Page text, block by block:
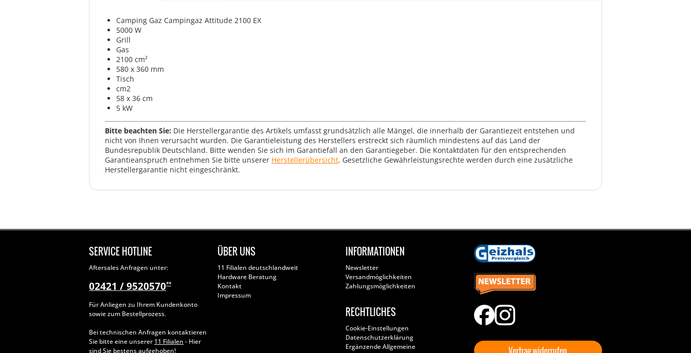
Camping Gaz Campingaz Attitude 2100 EX
5000 W
Grill
Gas
2100 cm²
580 x 360 mm
Tisch
cm2
58 x 36 cm
5 kW
Bitte beachten Sie: Die Herstellergarantie des Artikels umfasst grundsätzlich alle Mängel, die innerhalb der Garantiezeit entstehen und
nicht von Ihnen verursacht wurden. Die Garantieleistung des Herstellers erstreckt sich räumlich mindestens auf das Land der
Bundesrepublik Deutschland. Bitte wenden Sie sich im Garantiefall an den Garantiegeber. Die Kontaktdaten für den entsprechenden
Garantieanspruch entnehmen Sie bitte unserer Herstellerübersicht. Gesetzliche Gewährleistungsrechte werden durch eine zusätzliche
Herstellergarantie nicht eingeschränkt.
SERVICE HOTLINE
Aftersales Anfragen unter:
02421 / 9520570**
Für Anliegen zu Ihrem Kundenkonto
sowie zum Bestellprozess.
Bei technischen Anfragen kontaktieren
Sie bitte eine unserer 11 Filialen - Hier
sind Sie bestens aufgehoben!
ÜBER UNS
11 Filialen deutschlandweit
Hardware Beratung
Kontakt
Impressum
INFORMATIONEN
Newsletter
Versandmöglichkeiten
Zahlungsmöglichkeiten
RECHTLICHES
Cookie-Einstellungen
Datenschutzerklärung
Ergänzende Allgemeine
Vertrag widerrufen